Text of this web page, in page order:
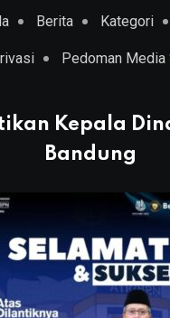
Berita Kategori
Pedoman Media
Kepala
Bandung